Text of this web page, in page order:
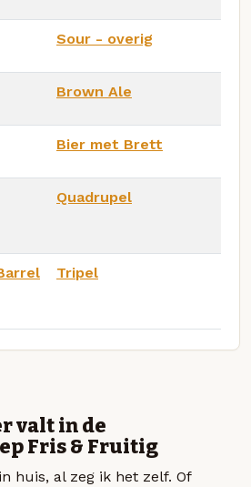
Sour - overig
Brown Ale
Bier met Brett
Quadrupel
Tripel
valt in de
Fris & Fruitig
huis, al zeg ik het zelf. Of